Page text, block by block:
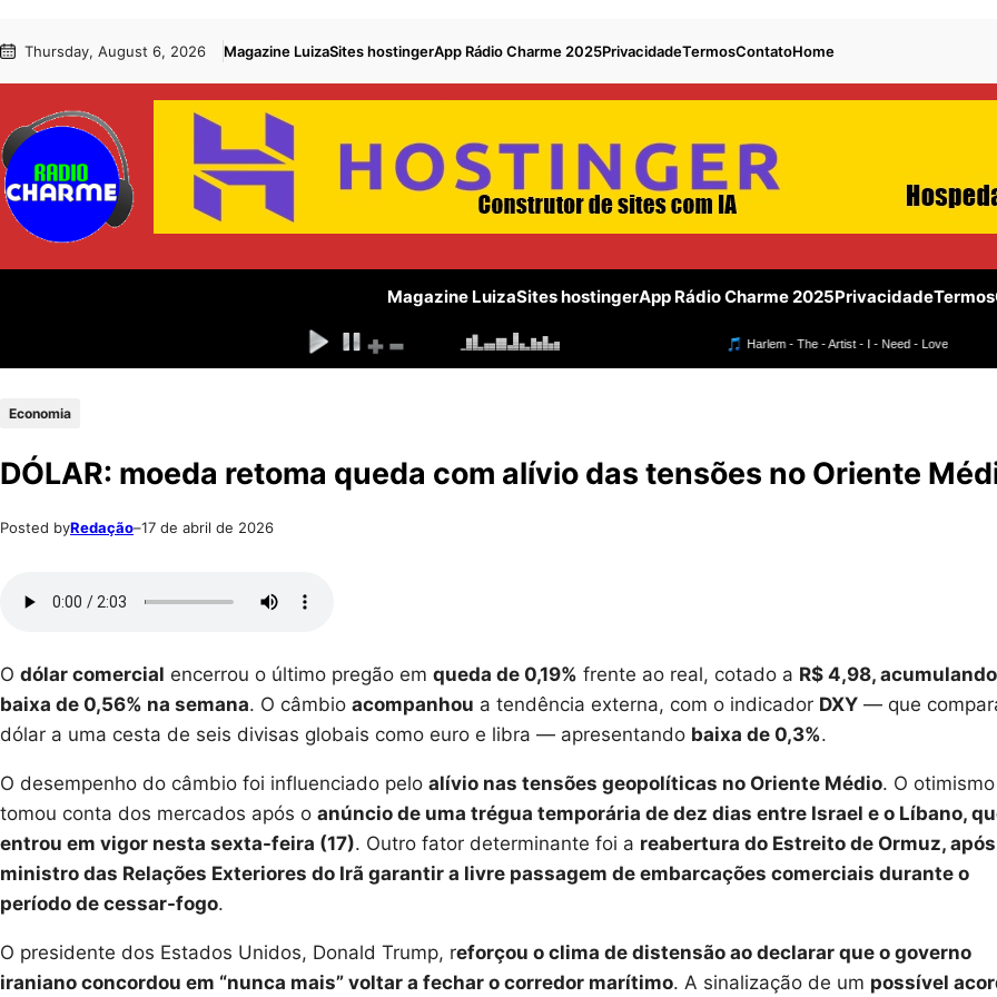
para
conteúdo
to Thursday, August 6, 2026 Magazine LuizaSites hostingerApp Rádio Charme 2025PrivacidadeTermosContatoHome
Magazine LuizaSites hostingerApp Rádio Charme 2025PrivacidadeTermos
Economia
DÓLAR: moeda retoma queda com alívio das tensões no Oriente
Posted byRedação–17 de abril de 2026
O dólar comercial encerrou o último pregão em queda de 0,19% frente ao real, cotado a R$ 4,98, acumulando
baixa de 0,56% na semana. O câmbio acompanhou a tendência externa, com o indicador DXY — que
dólar a uma cesta de seis divisas globais como euro e libra — apresentando baixa de 0,3%.
O desempenho do câmbio foi influenciado pelo alívio nas tensões geopolíticas no Oriente Médio. O otimismo
tomou conta dos mercados após o anúncio de uma trégua temporária de dez dias entre Israel e o Líbano,
entrou em vigor nesta sexta-feira (17). Outro fator determinante foi a reabertura do Estreito de Ormuz,
ministro das Relações Exteriores do Irã garantir a livre passagem de embarcações comerciais durante o
período de cessar-fogo.
O presidente dos Estados Unidos, Donald Trump, reforçou o clima de distensão ao declarar que o governo
iraniano concordou em “nunca mais” voltar a fechar o corredor marítimo. A sinalização de um possível